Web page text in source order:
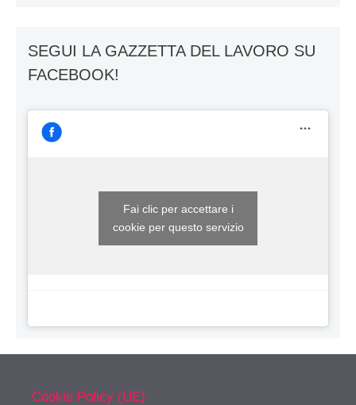
SEGUI LA GAZZETTA DEL LAVORO SU
FACEBOOK!
Fai clic per accettare i
cookie per questo servizio
Cookie Policy (UE)